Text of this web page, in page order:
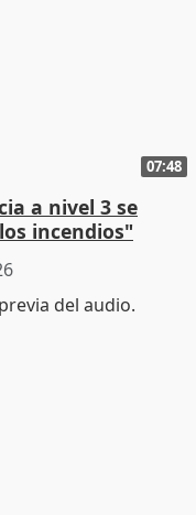
07:48
a nivel 3 se
incendios"